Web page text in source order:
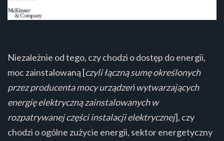
Niezależnie od tego, czy chodzi o dostęp do energii,
moc zainstalowaną [czyli łączną sumę określonych
przez producenta mocy urządzeń wytwarzających
energię elektryczną zainstalowanych w
rozpatrywanej części instalacji elektrycznej], czy
chodzi o ogólne zużycie energii, sektor energetyczny